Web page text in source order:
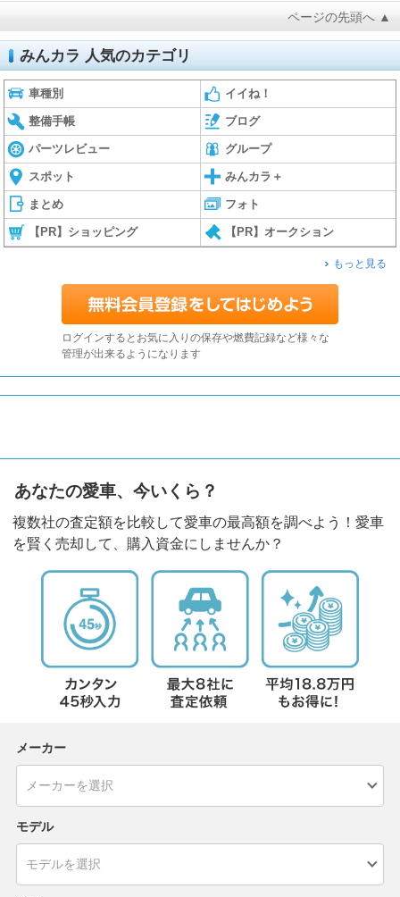
ページの先頭へ ▲
みんカラ 人気のカテゴリ
車種別 イイね！
整備手帳 ブログ
パーツレビュー グループ
スポット みんカラ＋
まとめ フォト
【PR】ショッピング 【PR】オークション
もっと見る
ログインするとお気に入りの保存や燃費記録など様々な
管理が出来るようになります
あなたの愛車、今いくら？
複数社の査定額を比較して愛車の最高額を調べよう！愛車
を賢く売却して、購入資金にしませんか？
メーカー
モデル